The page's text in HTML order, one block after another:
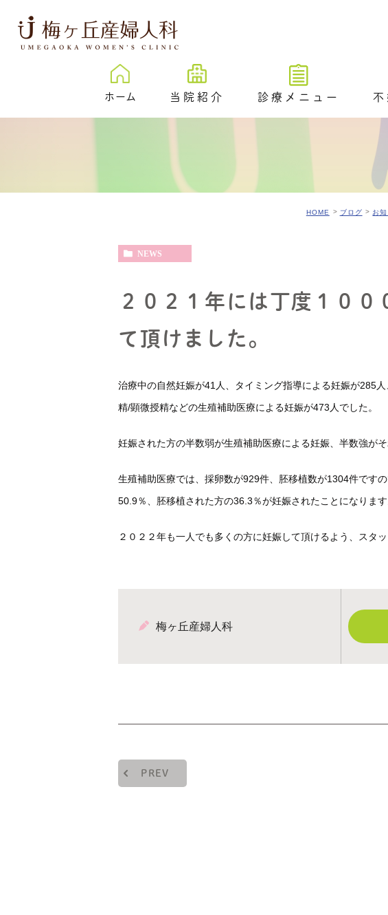
ホーム 当院紹介 診療メニュー
心理カウンセリングのご案内
説明動画集
不
不妊治療ト
不妊治療の
タイミング法
排卵障害に
アシステ
受診方法
HOME ブログ お
NEWS
２０２１年には丁度１００
て頂けました。
治療中の自然妊娠が41人、タイミング指導による妊娠が285
精/顕微授精などの生殖補助医療による妊娠が473人でした。
妊娠された方の半数弱が生殖補助医療による妊娠、半数強が
生殖補助医療では、採卵数が929件、胚移植数が1304件です
50.9％、胚移植された方の36.3％が妊娠されたことになります
２０２２年も一人でも多くの方に妊娠して頂けるよう、スタッ
梅ヶ丘産婦人科
PREV